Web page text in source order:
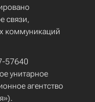
связи,
коммуникаций
57640
унитарное
агентство